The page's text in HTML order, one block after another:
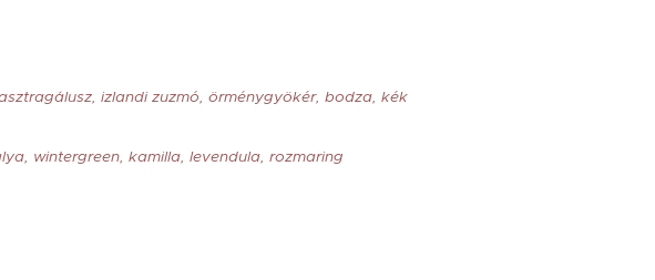
izlandi zuzmó, örménygyökér, bodza, kék
wintergreen, kamilla, levendula, rozmaring